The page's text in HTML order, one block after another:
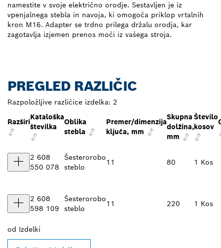
namestite v svoje električno orodje. Sestavljen je iz
vpenjalnega stebla in navoja, ki omogoča priklop vrtalnih
kron M16. Adapter se trdno prilega držalu orodja, kar
zagotavlja izjemen prenos moči iz vašega stroja.
PREGLED RAZLIČIC
Razpoložljive različice izdelka: 2
Razširi
Kataloška
številka
Oblika
stebla
Premer/dimenzija
ključa, mm
Skupna
dolžina,
mm
Število
kosov
2 608
550 078
Šesterorobo
steblo
11 80 1 Kos
2 608
598 109
Šesterorobo
steblo
11 220 1 Kos
od Izdelki